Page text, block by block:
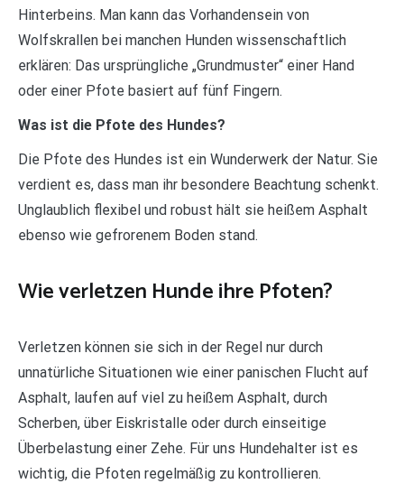
Hinterbeins. Man kann das Vorhandensein von
Wolfskrallen bei manchen Hunden wissenschaftlich
erklären: Das ursprüngliche „Grundmuster“ einer Hand
oder einer Pfote basiert auf fünf Fingern.
Was ist die Pfote des Hundes?
Die Pfote des Hundes ist ein Wunderwerk der Natur. Sie
verdient es, dass man ihr besondere Beachtung schenkt.
Unglaublich flexibel und robust hält sie heißem Asphalt
ebenso wie gefrorenem Boden stand.
Wie verletzen Hunde ihre Pfoten?
Verletzen können sie sich in der Regel nur durch
unnatürliche Situationen wie einer panischen Flucht auf
Asphalt, laufen auf viel zu heißem Asphalt, durch
Scherben, über Eiskristalle oder durch einseitige
Überbelastung einer Zehe. Für uns Hundehalter ist es
wichtig, die Pfoten regelmäßig zu kontrollieren.